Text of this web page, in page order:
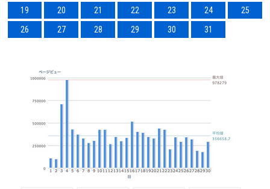
19
20 21 22 23 24
25
26
27 28 29 30 31